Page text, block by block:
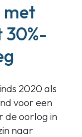
met
2020 als
voor een
de oorlog in
naar